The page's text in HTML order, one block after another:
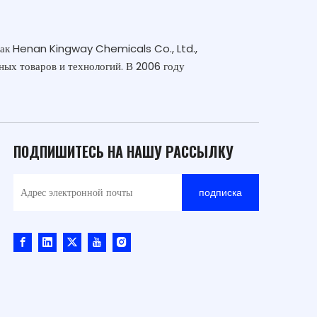
Henan Kingway Chemicals Co., Ltd.,
товаров и технологий. В 2006 году
ПОДПИШИТЕСЬ НА НАШУ РАССЫЛКУ
подписка